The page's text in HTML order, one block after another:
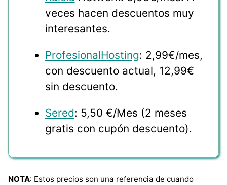
veces hacen descuentos muy
interesantes.
ProfesionalHosting: 2,99€/mes,
con descuento actual, 12,99€
sin descuento.
Sered: 5,50 €/Mes (2 meses
gratis con cupón descuento).
NOTA: Estos precios son una referencia de cuando